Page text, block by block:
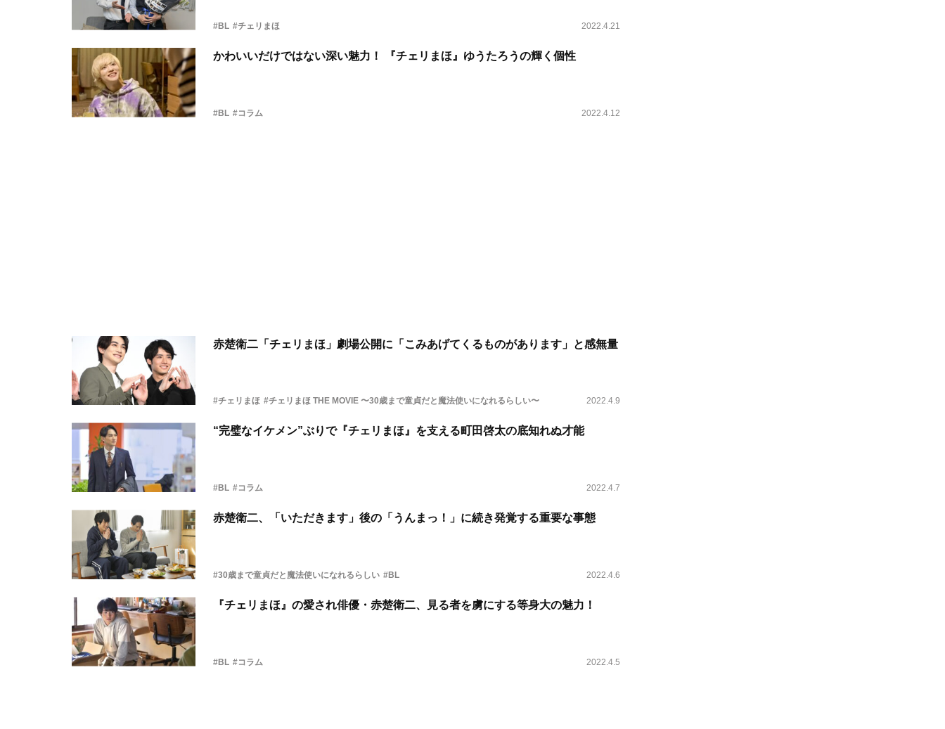
#BL #チェリまほ 2022.4.21
かわいいだけではない深い魅力！ 『チェリまほ』ゆうたろうの輝く個性
#BL #コラム 2022.4.12
赤楚衛二「チェリまほ」劇場公開に「こみあげてくるものがあります」と感無量
#チェリまほ #チェリまほ THE MOVIE 〜30歳まで童貞だと魔法使いになれるらしい〜 2022.4.9
“完璧なイケメン”ぶりで『チェリまほ』を支える町田啓太の底知れぬ才能
#BL #コラム 2022.4.7
赤楚衛二、「いただきます」後の「うんまっ！」に続き発覚する重要な事態
#30歳まで童貞だと魔法使いになれるらしい #BL 2022.4.6
『チェリまほ』の愛され俳優・赤楚衛二、見る者を虜にする等身大の魅力！
#BL #コラム 2022.4.5